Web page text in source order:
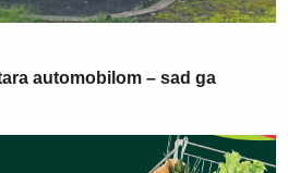
automobilom – sad ga